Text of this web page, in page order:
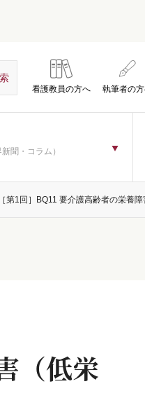
看護教員の方へ 執筆者の
新聞・コラム）
1回］BQ11 要介護高齢者の栄養
（低栄